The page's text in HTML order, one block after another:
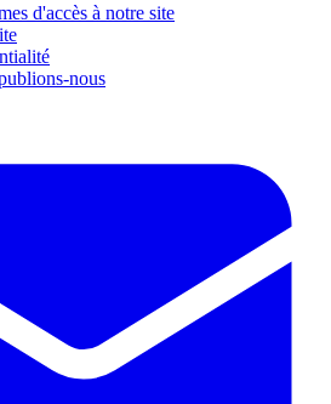
d'accès à notre site
nous